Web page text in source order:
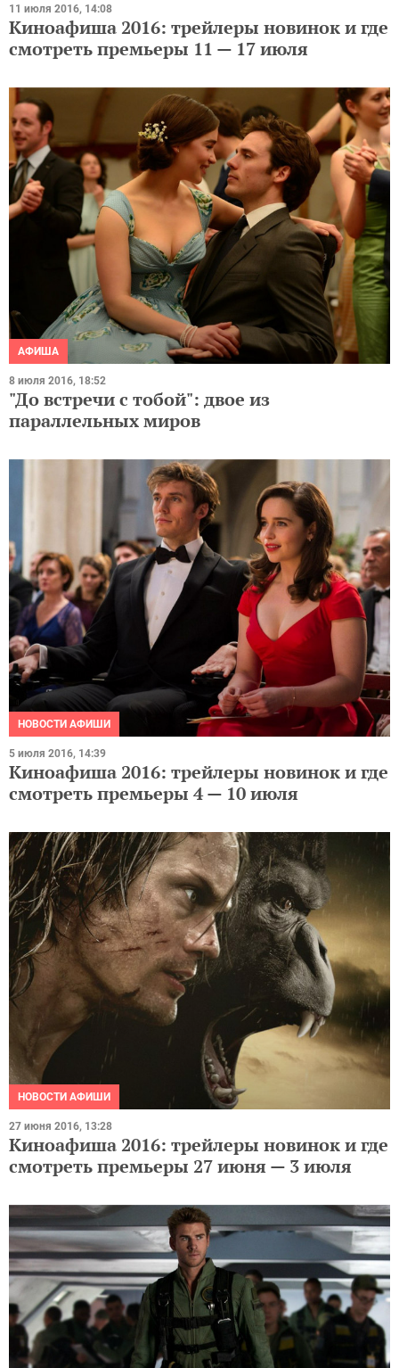
11 июля 2016, 14:08
Киноафиша 2016: трейлеры новинок и где
смотреть премьеры 11 — 17 июля
АФИША
8 июля 2016, 18:52
"До встречи с тобой": двое из
параллельных миров
НОВОСТИ АФИШИ
5 июля 2016, 14:39
Киноафиша 2016: трейлеры новинок и где
смотреть премьеры 4 — 10 июля
НОВОСТИ АФИШИ
27 июня 2016, 13:28
Киноафиша 2016: трейлеры новинок и где
смотреть премьеры 27 июня — 3 июля